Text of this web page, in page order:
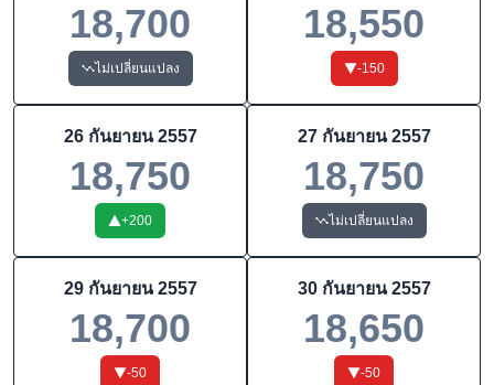
18,700
ไม่เปลี่ยนแปลง
18,550
-150
26 กันยายน 2557
18,750
+200
27 กันยายน 2557
18,750
ไม่เปลี่ยนแปลง
29 กันยายน 2557
18,700
-50
30 กันยายน 2557
18,650
-50